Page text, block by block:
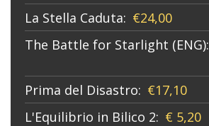
La Stella Caduta: €24,00
The Battle for Starlight (ENG):
Prima del Disastro: €17,10
L'Equilibrio in Bilico 2: € 5,20